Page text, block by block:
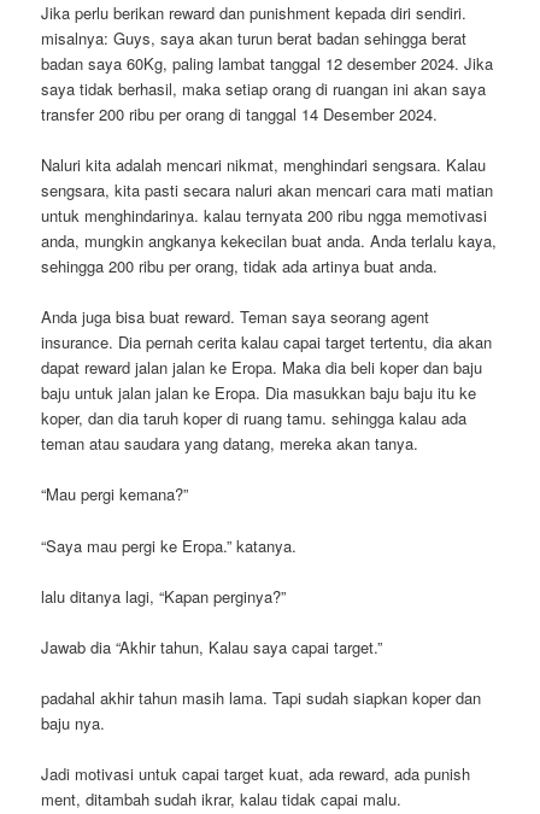
Jika perlu berikan reward dan punishment kepada diri sendiri.
misalnya: Guys, saya akan turun berat badan sehingga berat
badan saya 60Kg, paling lambat tanggal 12 desember 2024. Jika
saya tidak berhasil, maka setiap orang di ruangan ini akan saya
transfer 200 ribu per orang di tanggal 14 Desember 2024.
Naluri kita adalah mencari nikmat, menghindari sengsara. Kalau
sengsara, kita pasti secara naluri akan mencari cara mati matian
untuk menghindarinya. kalau ternyata 200 ribu ngga memotivasi
anda, mungkin angkanya kekecilan buat anda. Anda terlalu kaya,
sehingga 200 ribu per orang, tidak ada artinya buat anda.
Anda juga bisa buat reward. Teman saya seorang agent
insurance. Dia pernah cerita kalau capai target tertentu, dia akan
dapat reward jalan jalan ke Eropa. Maka dia beli koper dan baju
baju untuk jalan jalan ke Eropa. Dia masukkan baju baju itu ke
koper, dan dia taruh koper di ruang tamu. sehingga kalau ada
teman atau saudara yang datang, mereka akan tanya.
“Mau pergi kemana?”
“Saya mau pergi ke Eropa.” katanya.
lalu ditanya lagi, “Kapan perginya?”
Jawab dia “Akhir tahun, Kalau saya capai target.”
padahal akhir tahun masih lama. Tapi sudah siapkan koper dan
baju nya.
Jadi motivasi untuk capai target kuat, ada reward, ada punish
ment, ditambah sudah ikrar, kalau tidak capai malu.